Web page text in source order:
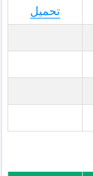
تحميل